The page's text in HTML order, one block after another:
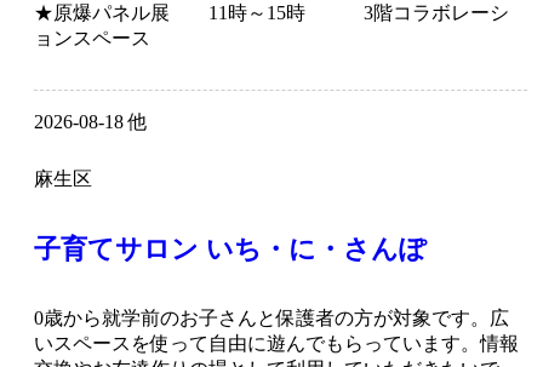
★原爆パネル展 11時～15時 3階コラボレーシ
ョンスペース
2026-08-18 他
麻生区
子育てサロン いち・に・さんぽ
0歳から就学前のお子さんと保護者の方が対象です。広
いスペースを使って自由に遊んでもらっています。情報